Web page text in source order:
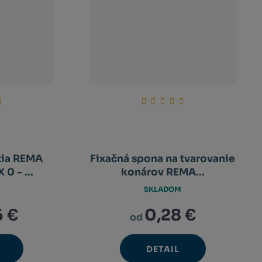
REMA
0 - ...
€
Fixačná spona na tvarovanie
konárov REMA...
od 0,28 €
DETAIL
SKLADOM